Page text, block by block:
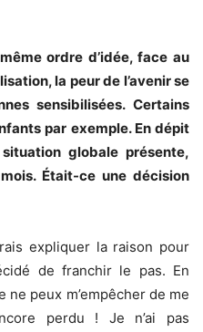
ordre d’idée, face au
la peur de l’avenir se
sensibilisées. Certains
par exemple. En dépit
globale présente,
Était-ce une décision
expliquer la raison pour
de franchir le pas. En
peux m’empêcher de me
perdu ! Je n’ai pas